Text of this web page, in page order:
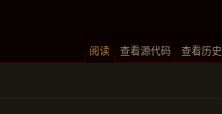
阅读 查看源代码 查看历史